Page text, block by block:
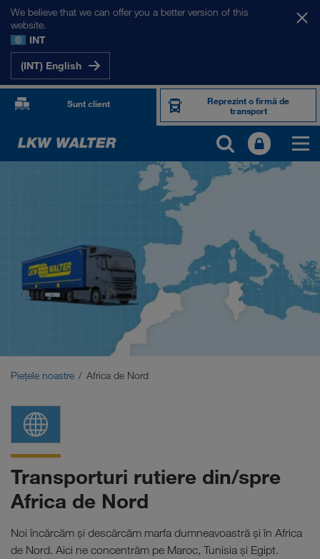
We believe that we can offer you a better version of this
website.
INT
(INT) English
Sunt client
Reprezint o firmă de
transport
Asia Centrală
Rusia
Piețele noastre Africa de Nord
Transporturi rutiere din/spre
Africa de Nord
Noi încărcăm și descărcăm marfa dumneavoastră și în Africa
de Nord. Aici ne concentrăm pe Maroc, Tunisia și Egipt.